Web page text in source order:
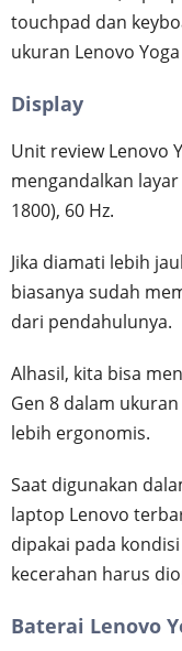
touchpad dan
ukuran Lenovo
Display
Unit review Lenovo
mengandalkan
1800), 60 Hz.
Jika diamati lebih
biasanya sudah
dari pendahulunya.
Alhasil, kita bisa
Gen 8 dalam
lebih ergonomis.
Saat digunakan
laptop Lenovo
dipakai pada
kecerahan harus
Baterai Lenovo